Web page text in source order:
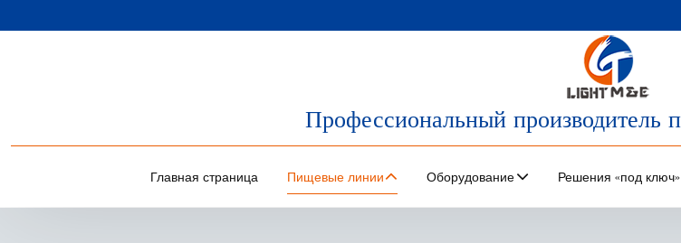
Профессиональный производитель
Главная страница Пищевые линии Оборудование Решения «под ключ»